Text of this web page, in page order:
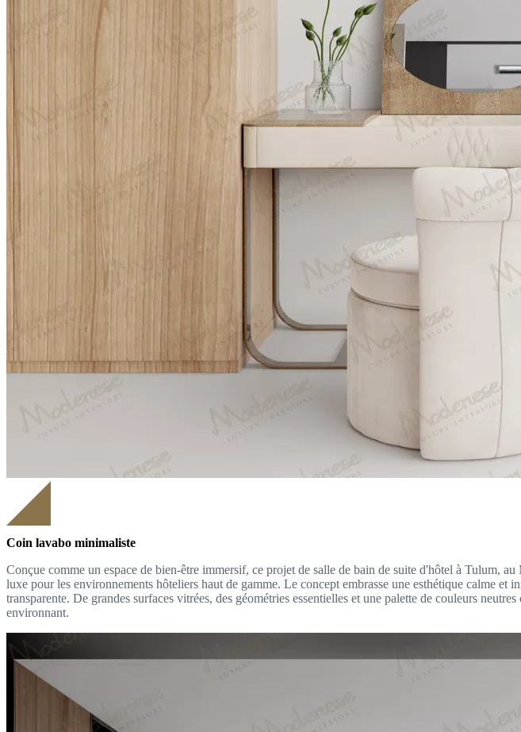
Coin lavabo minimaliste
Conçue comme un espace de bien-être immersif, ce projet de salle de bain de suite d'hôtel à Tulum,
luxe pour les environnements hôteliers haut de gamme. Le concept embrasse une esthétique calme
transparente. De grandes surfaces vitrées, des géométries essentielles et une palette de couleurs
environnant.